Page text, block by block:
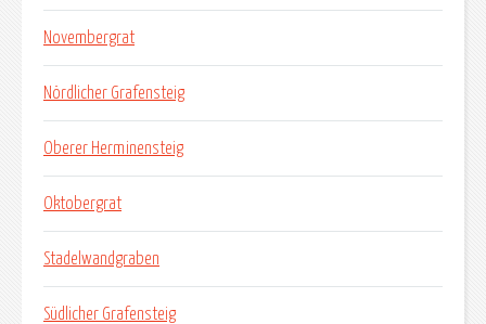
Novembergrat
Nördlicher Grafensteig
Oberer Herminensteig
Oktobergrat
Stadelwandgraben
Südlicher Grafensteig